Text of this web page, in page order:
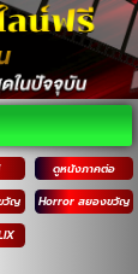
ดูหนังภาคต่อ
วัญ
Horror สยองขวัญ